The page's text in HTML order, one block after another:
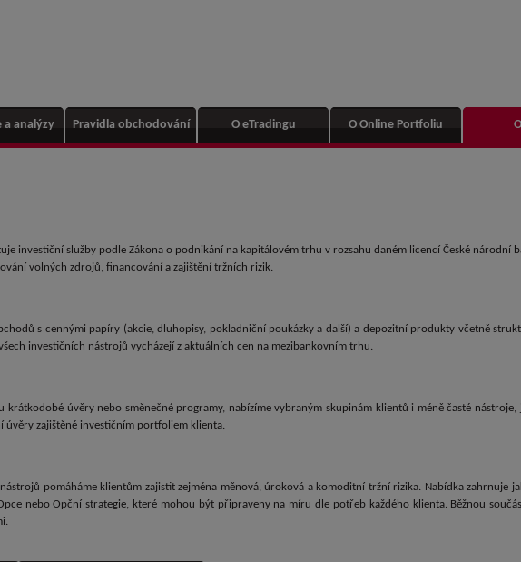
a analýzy Pravidla obchodování O eTradingu O Online Portfoliu
investiční služby podle Zákona o podnikání na kapitálovém trhu v rozsahu daném licencí České národní
volných zdrojů, financování a zajištění tržních rizik.
s cennými papíry (akcie, dluhopisy, pokladniční poukázky a další) a depozitní produkty včetně
investičních nástrojů vycházejí z aktuálních cen na mezibankovním trhu.
krátkodobé úvěry nebo směnečné programy, nabízíme vybraným skupinám klientů i méně časté
úvěry zajištěné investičním portfoliem klienta.
pomáháme klientům zajistit zejména měnová, úroková a komoditní tržní rizika. Nabídka zahrnuje
nebo Opční strategie, které mohou být připraveny na míru dle potřeb každého klienta. Běžnou